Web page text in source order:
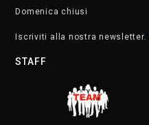
Domenica chiusi
Iscriviti alla nostra newsletter.
STAFF